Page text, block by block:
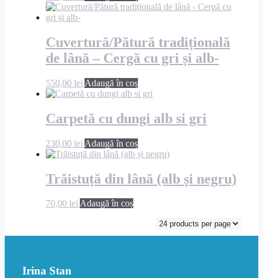
Cuvertură/Pătură tradițională
de lână – Cergă cu gri și alb-
550,00 lei Adaugă în coș
Carpetă cu dungi alb si gri
230,00 lei Adaugă în coș
Trăistuță din lână (alb și negru)
70,00 leiAdaugă în coș
Irina Stan